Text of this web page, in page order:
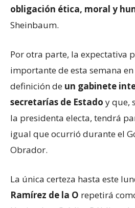
obligación ética, moral y
Sheinbaum.
Por otra parte, la expectativa
importante de esta semana
definición de un gabinete
secretarías de Estado y que,
la presidenta electa, tendrá
igual que ocurrió durante el
Obrador.
La única certeza hasta este
Ramírez de la O repetirá